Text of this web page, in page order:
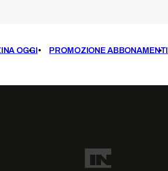
OGGI PROMOZIONE ABBONAMENTI